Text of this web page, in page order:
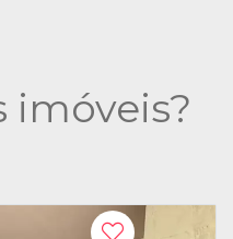
imóveis?